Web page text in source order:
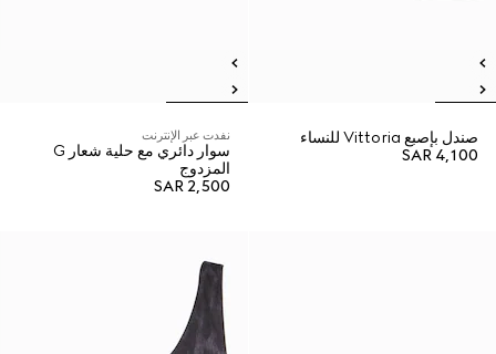
صندل بإصبع Vittoria للنساء
SAR 4,100
نفدت عبر الإنترنت
سوار دائري مع حلية شعار G
المزدوج
SAR 2,500